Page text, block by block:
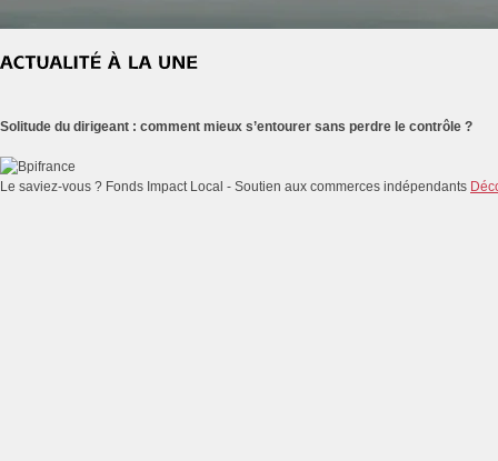
Solitude du dirigeant : comment mieux s’entourer sans perdre le contrôle ?
Le saviez-vous ? Fonds Impact Local - Soutien aux commerces indépendants